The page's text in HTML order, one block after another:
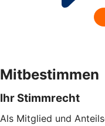
Mitbestimmen
Ihr Stimmrecht
Als Mitglied und